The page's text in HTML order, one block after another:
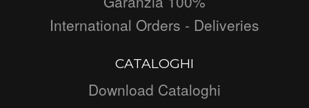
International Orders - Deliveries
CATALOGHI
Download Cataloghi